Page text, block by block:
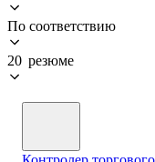
По соответствию
20 резюме